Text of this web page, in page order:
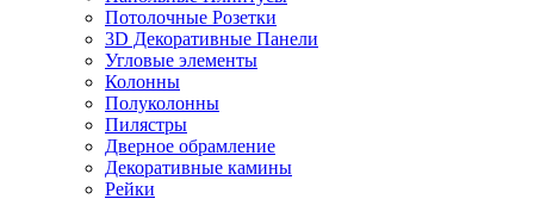
Потолочные Розетки
3D Декоративные Панели
Угловые элементы
Колонны
Полуколонны
Пилястры
Дверное обрамление
Декоративные камины
Рейки